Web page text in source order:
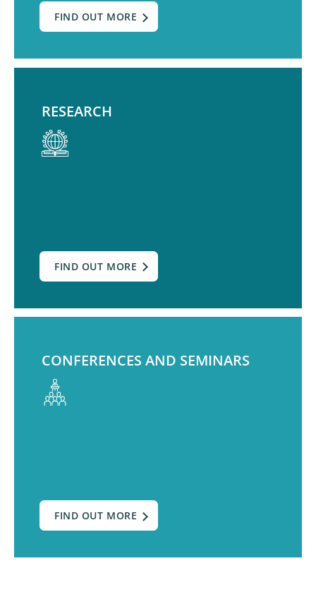
FIND OUT MORE
RESEARCH
FIND OUT MORE
CONFERENCES AND SEMINARS
FIND OUT MORE